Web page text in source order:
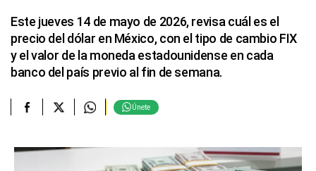
Este jueves 14 de mayo de 2026, revisa cuál es el
precio del dólar en México, con el tipo de cambio FIX
y el valor de la moneda estadounidense en cada
banco del país previo al fin de semana.
Únete